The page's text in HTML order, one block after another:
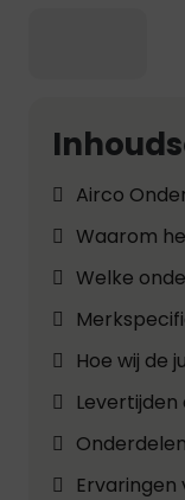
Airco Onderdelen Groningen
Waarom het
Welke onderdelen
Hoe wij de
Onderdelen